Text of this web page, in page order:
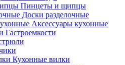
Пинцеты и щипцы
Доски разделочные
Аксессуары кухонные
Гастроемкости
Кухонные вилки